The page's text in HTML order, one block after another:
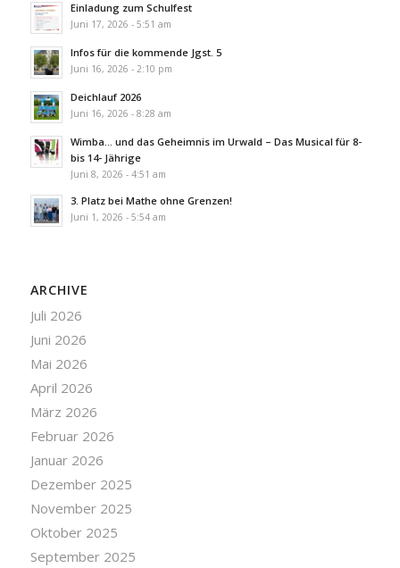
Einladung zum Schulfest
Juni 17, 2026 - 5:51 am
Infos für die kommende Jgst. 5
Juni 16, 2026 - 2:10 pm
Deichlauf 2026
Juni 16, 2026 - 8:28 am
Wimba… und das Geheimnis im Urwald – Das Musical für 8-
bis 14- Jährige
Juni 8, 2026 - 4:51 am
3. Platz bei Mathe ohne Grenzen!
Juni 1, 2026 - 5:54 am
ARCHIVE
Juli 2026
Juni 2026
Mai 2026
April 2026
März 2026
Februar 2026
Januar 2026
Dezember 2025
November 2025
Oktober 2025
September 2025